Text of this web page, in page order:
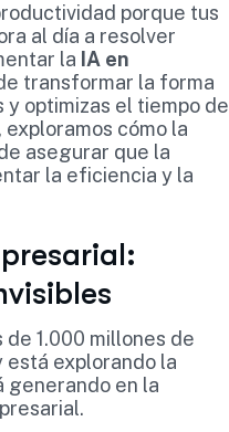
porque tus
al día a resolver
la IA en
transformar la forma
optimizas el tiempo de
exploramos cómo la
asegurar que la
la eficiencia y la
1.000 millones de
explorando la
generando en la